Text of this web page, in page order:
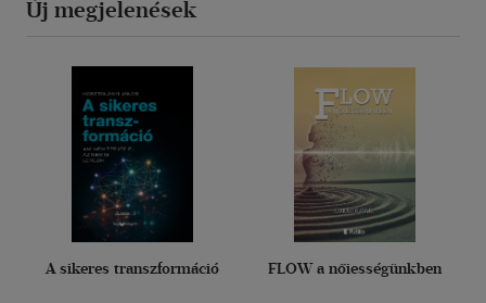
Új megjelenések
A sikeres transzformáció FLOW a nőiességünkben